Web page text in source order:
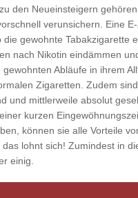
den Neueinsteigern
verunsichern. Eine
die gewohnte Tabakzigarette
nach Nikotin eindämmen
Abläufe in ihrem
Zigaretten. Zudem
und mittlerweile absolut
kurzen
können sie alle Vorteile
lohnt sich! Zumindest in
einig.